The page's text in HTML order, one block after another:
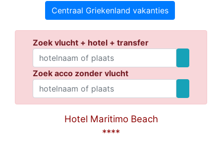
Centraal Griekenland vakanties
Zoek vlucht + hotel + transfer
Zoek acco zonder vlucht
Hotel Maritimo Beach
****